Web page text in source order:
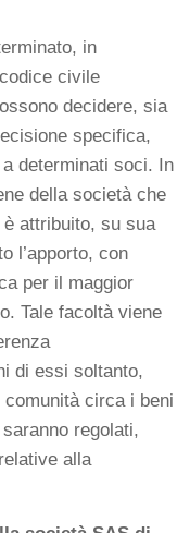
in
civile
decidere, sia
specifica,
determinati soci. In
della società che
attribuito, su sua
l’apporto, con
per il maggior
Tale facoltà viene
di essi soltanto,
circa i beni
regolati,
alla